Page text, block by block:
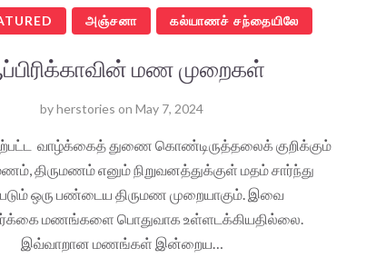
அஞ்சனா கல்யாணச் சந்தையிலே
மண முறைகள்
byherstories on May 7, 2024
வாழ்க்கைத் துணை கொண்டிருத்தலைக் குறிக்கும்
திருமணம் எனும் நிறுவனத்துக்குள் மதம் சார்ந்து
ஒரு பண்டைய திருமண முறையாகும். இவை
மணங்களை பொதுவாக உள்ளடக்கியதில்லை.
இவ்வாறான மணங்கள் இன்றைய…